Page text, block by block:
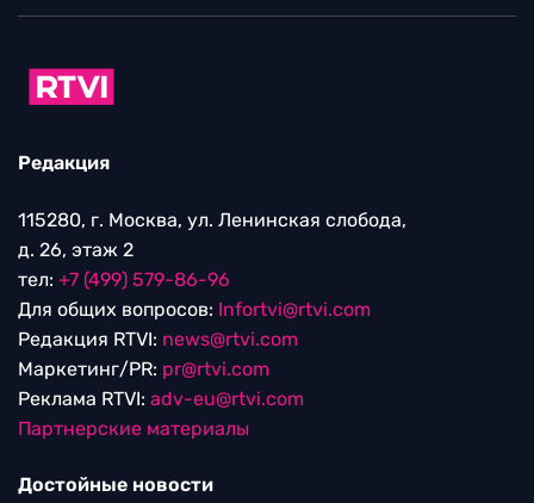
Редакция
115280, г. Москва, ул. Ленинская слобода,
д. 26, этаж 2
тел: +7 (499) 579-86-96
Для общих вопросов: Infortvi@rtvi.com
Редакция RTVI: news@rtvi.com
Маркетинг/PR: pr@rtvi.com
Реклама RTVI: adv-eu@rtvi.com
Партнерские материалы
Достойные новости